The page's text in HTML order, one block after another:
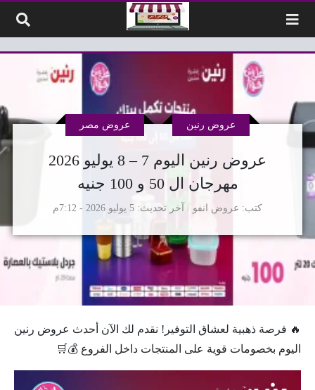
عروض رنين اليوم 7 – 8 يوليو 2026
مهرجان ال 50 و 100 جنيه
كتب عروض انفو
عروض رنين عروض مصر
آخر تحديث 5 يوليو 2026 - 7:12م
🔥 فرصة ذهبية لعشاق التوفير! نقدم لك الآن أحدث عروض رنين
اليوم بخصومات قوية على المنتجات داخل الفروع 💰🛒